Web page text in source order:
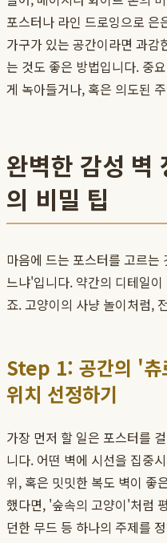
포스터나 라인 드로잉으로 은
가구가 있는 공간이라면 과
는 것도 좋은 방법입니다. 중
게 녹아들거나, 혹은 의도된
완벽한 감성 벽
의 비밀 팁
마음에 드는 포스터를 고르는
느냐'입니다. 약간의 디테일
죠. 고양이의 사냥 놀이처럼,
Step 1: 공간의 '츄
위치 선정하기
가장 먼저 할 일은 포스터를
니다. 어떤 벽에 시선을 집중
위, 혹은 밋밋한 복도 벽이 좋
했다면, '숲속의 고양이'처럼
던한 무드 등 하나의 주제를